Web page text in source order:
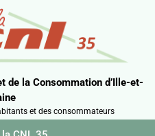
de la Consommation d’Ille-et-
et des consommateurs